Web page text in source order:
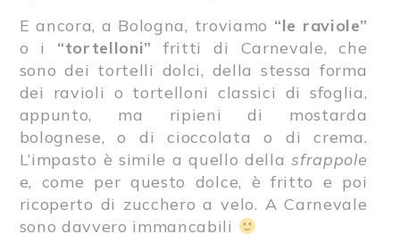
E ancora, a Bologna, troviamo “le raviole”
o i
“tortelloni”fritti di Carnevale, che
sono dei tortelli dolci, della stessa forma
dei ravioli o tortelloni classici di sfoglia,
appunto, ma ripieni di mostarda
bolognese, o di cioccolata o di crema.
L’impasto è simile a quello dellasfrappole
e, come per questo dolce, è fritto e poi
ricoperto di zucchero a velo. A Carnevale
sono davvero immancabili